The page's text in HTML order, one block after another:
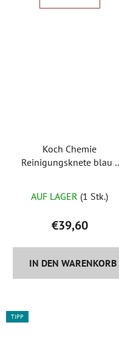
Koch Chemie
Reinigungsknete blau -
AUF LAGER (1 Stk.)
€39,60
IN DEN WARENKORB
TIPP